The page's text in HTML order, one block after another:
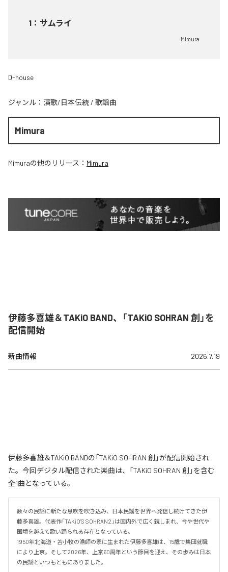
1 ： サムライ
Mimura
D-house
ジャンル： 演歌/日本伝統 / 歌謡曲
Mimura
Mimuraの他のリリース： Mimura
伊藤多喜雄＆TAKiO BAND、「TAKiO SOHRAN 創」を
配信開始
新曲情報 2026.7.19
伊藤多喜雄＆TAKiO BANDの「TAKiO SOHRAN 創」が配信開始され
た。今回デジタル配信された楽曲は、「TAKiO SOHRAN 創」を含む
全1曲となっている。
数々の民謡に新たな息吹を吹き込み、日本民謡を世界へ発信し続けてきた伊
藤多喜雄。代表作「TAKiO'S SOHRAN2」は国内外で広く親しまれ、今や世代や
国境を越えて歌い踊られる存在となっている。
1950年北海道・苫小牧の漁師の家に生まれた伊藤多喜雄は、15歳で集団就職
により上京。そして2026年、上京60周年という節目を迎え、その歩みは日本
の民謡といつもともにありました。